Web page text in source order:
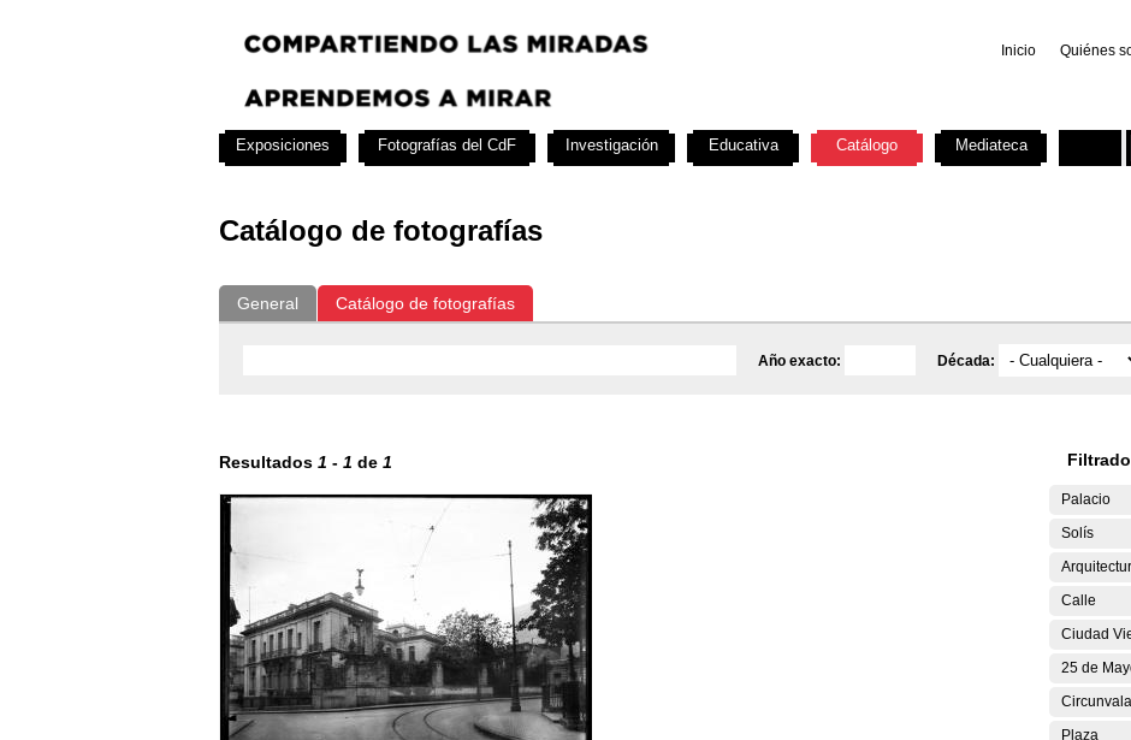
Inicio Quiénes
Catálogo de fotografías
General Catálogo de fotografías
Año exacto: Década:
Resultados 1 - 1 de 1
Palacio
Solís
Calle
Ciudad
25 de
Plaza
Exposiciones Fotografías del CdF Investigación Educativa Catálogo Mediateca